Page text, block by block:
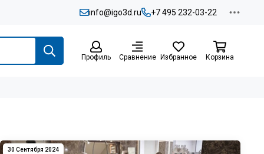
info@igo3d.ru +7 495 232-03-22
Профиль Сравнение Избранное Корзина
30 Сентября 2024